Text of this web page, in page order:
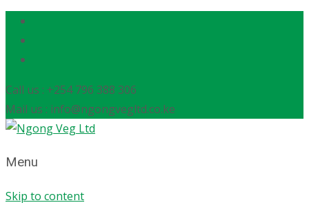
Call us : +254 796 388 306
Mail us : info@ngongvegltd.co.ke
Menu
Skip to content